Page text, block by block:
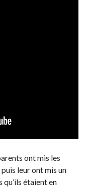
ont mis les
leur ont mis un
qu’ils étaient en